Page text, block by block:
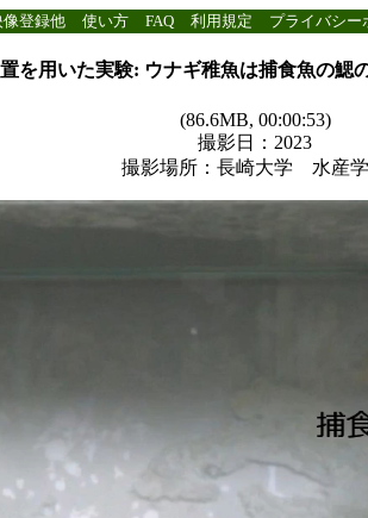
像登録他 使い方 FAQ 利用規定 プライバシー
を用いた実験: ウナギ稚魚は捕食魚の鰓
(86.6MB, 00:00:53)
撮影日：2023
撮影場所：長崎大学 水産